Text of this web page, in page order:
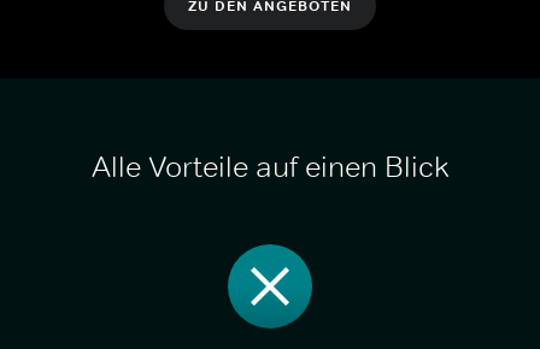
ZU DEN ANGEBOTEN
Alle Vorteile auf einen Blick